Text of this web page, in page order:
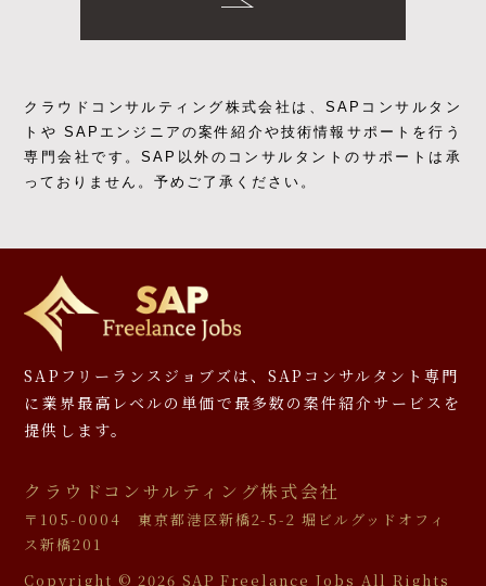
クラウドコンサルティング株式会社は、SAPコンサルタン
トや SAPエンジニアの案件紹介や技術情報サポートを行う
専門会社です。SAP以外のコンサルタントのサポートは承
っておりません。予めご了承ください。
SAPフリーランスジョブズは、SAPコンサルタント専門
に 業界最高レベルの単価で最多数の案件紹介サービスを
提供します。
クラウドコンサルティング株式会社
〒105-0004 東京都港区新橋2-5-2 堀ビルグッドオフィ
ス新橋201
Copyright © 2026 SAP Freelance Jobs All Rights